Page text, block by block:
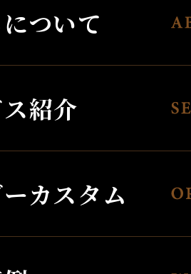
ついて
紹介
カスタム